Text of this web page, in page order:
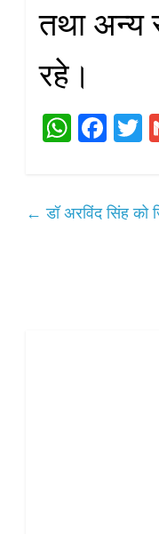
तथा अन्य
रहे।
W
A
Fa
ok r
← डॉ अरविंद सिंह